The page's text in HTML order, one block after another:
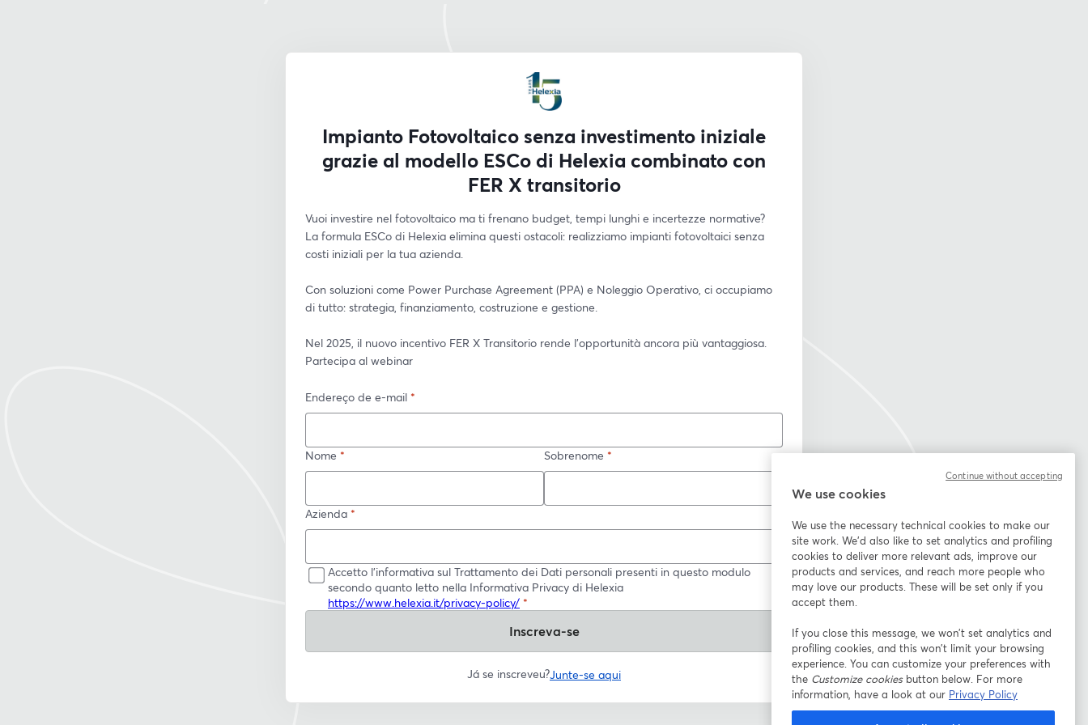
Impianto Fotovoltaico senza investimento iniziale
grazie al modello ESCo di Helexia combinato con
FER X transitorio
Vuoi investire nel fotovoltaico ma ti frenano budget, tempi lunghi e incertezze normative?
La formula ESCo di Helexia elimina questi ostacoli: realizziamo impianti fotovoltaici senza
costi iniziali per la tua azienda.
Con soluzioni come Power Purchase Agreement (PPA) e Noleggio Operativo, ci occupiamo
di tutto: strategia, finanziamento, costruzione e gestione.
Nel 2025, il nuovo incentivo FER X Transitorio rende l’opportunità ancora più vantaggiosa.
Partecipa al webinar
Endereço de e-mail *
Nome * Sobrenome *
Azienda *
Accetto l'informativa sul Trattamento dei Dati personali presenti in questo modulo
secondo quanto letto nella Informativa Privacy di Helexia
https://www.helexia.it/privacy-policy/ *
Inscreva-se
Já se inscreveu?Junte-se aqui
We use cookies
We use the necessary technical cookies to make our
site work. We'd also like to set analytics and profiling
cookies to deliver more relevant ads, improve our
products and services, and reach more people who
may love our products. These will be set only if you
accept them.
If you close this message, we won’t set analytics and
profiling cookies, and this won’t limit your browsing
experience. You can customize your preferences with
the Customize cookiesbutton below. For more
information, have a look at our Privacy Policy
Continue without accepting